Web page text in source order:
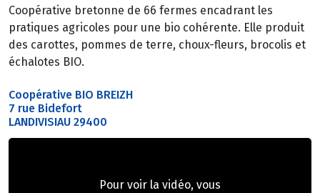
Coopérative bretonne de 66 fermes encadrant les
pratiques agricoles pour une bio cohérente. Elle produit
des carottes, pommes de terre, choux-fleurs, brocolis et
échalotes BIO.
Coopérative BIO BREIZH
7 rue Bidefort
LANDIVISIAU 29400
Pour voir la vidéo, vous